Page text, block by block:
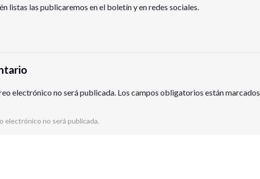
listas las publicaremos en el boletín y en redes sociales.
electrónico no será publicada. Los campos obligatorios están marcados
electrónico no será publicada.